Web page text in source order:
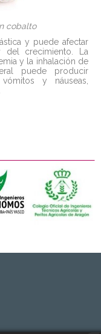
cobalto
y puede afectar
crecimiento. La
y la inhalación de
puede producir
y náuseas,